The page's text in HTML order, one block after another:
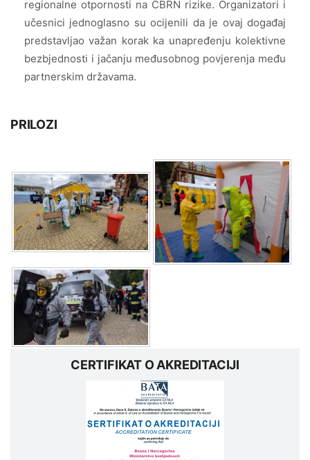
regionalne otpornosti na CBRN rizike. Organizatori i
učesnici jednoglasno su ocijenili da je ovaj događaj
predstavljao važan korak ka unapređenju kolektivne
bezbjednosti i jačanju međusobnog povjerenja među
partnerskim državama.
PRILOZI
CERTIFIKAT O AKREDITACIJI